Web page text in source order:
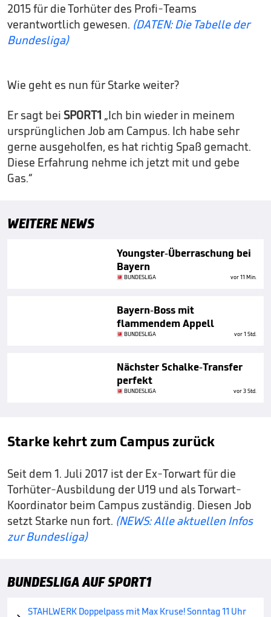
2015 für die Torhüter des Profi-Teams
verantwortlich gewesen. (DATEN: Die Tabelle der
Bundesliga)
Wie geht es nun für Starke weiter?
Er sagt bei SPORT1 „Ich bin wieder in meinem
ursprünglichen Job am Campus. Ich habe sehr
gerne ausgeholfen, es hat richtig Spaß gemacht.
Diese Erfahrung nehme ich jetzt mit und gebe
Gas.“
WEITERE NEWS
Youngster-Überraschung bei
Bayern
BUNDESLIGA vor 11 Min.
Bayern-Boss mit
flammendem Appell
BUNDESLIGA vor 1 Std.
Nächster Schalke-Transfer
perfekt
BUNDESLIGA vor 3 Std.
Starke kehrt zum Campus zurück
Seit dem 1. Juli 2017 ist der Ex-Torwart für die
Torhüter-Ausbildung der U19 und als Torwart-
Koordinator beim Campus zuständig. Diesen Job
setzt Starke nun fort. (NEWS: Alle aktuellen Infos
zur Bundesliga)
BUNDESLIGA AUF SPORT1
STAHLWERK Doppelpass mit Max Kruse! Sonntag 11 Uhr